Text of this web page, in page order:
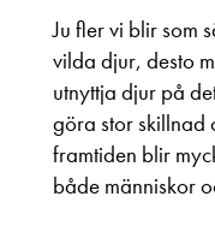
Ju fler vi blir som
vilda djur, desto
utnyttja djur på
göra stor skillnad
framtiden blir
både människor